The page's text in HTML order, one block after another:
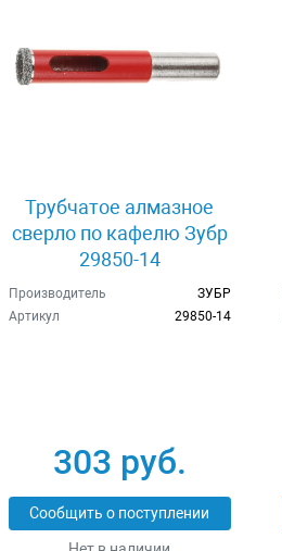
Трубчатое алмазное
сверло по кафелю Зубр
29850-14
Производитель
ЗУБР
Артикул
29850-14
303 руб.
Сообщить о поступлении